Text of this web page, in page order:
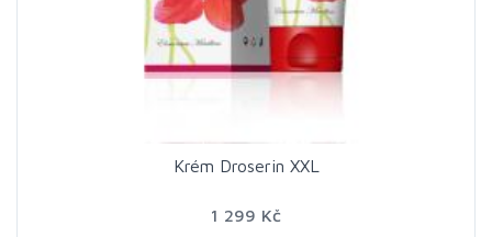
Krém Droserin XXL
1 299 Kč